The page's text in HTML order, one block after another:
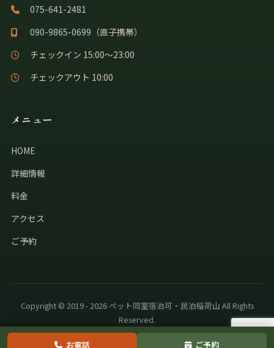
075-641-2481
090-9865-0699 （直子携帯）
チェックイン 15:00〜23:00
チェックアウト 10:00
メニュー
HOME
詳細情報
料金
アクセス
ご予約
Copyright © 2019 - 2026 ペット同室宿泊可・民泊稲荷山 All Rights
Reserved.
お電話 ご予約